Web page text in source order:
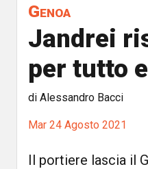
Genoa
Jandrei
per tutto
di Alessandro Bacci
Mar 24 Agosto 2021
Il portiere lascia il